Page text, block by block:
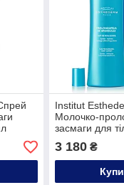
Institut
Молочко-
засмаги для
3 180₴